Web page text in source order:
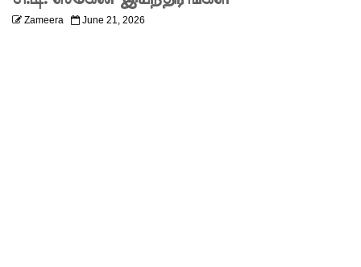
அபேசேக
Zameera June 21, 2026